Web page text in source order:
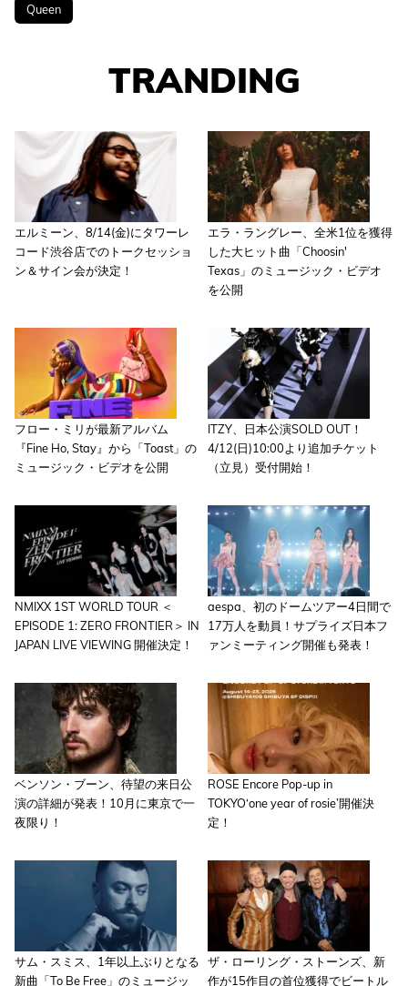
Queen
TRANDING
エルミーン、8/14(金)にタワーレ
コード渋谷店でのトークセッショ
ン＆サイン会が決定！
エラ・ラングレー、全米1位を獲得
した大ヒット曲「Choosin'
Texas」のミュージック・ビデオ
を公開
フロー・ミリが最新アルバム
『Fine Ho, Stay』から「Toast」の
ミュージック・ビデオを公開
ITZY、日本公演SOLD OUT！
4/12(日)10:00より追加チケット
（立見）受付開始！
NMIXX 1ST WORLD TOUR ＜
EPISODE 1: ZERO FRONTIER＞ IN
JAPAN LIVE VIEWING 開催決定！
aespa、初のドームツアー4日間で
17万人を動員！サプライズ日本フ
ァンミーティング開催も発表！
ベンソン・ブーン、待望の来日公
演の詳細が発表！10月に東京で一
夜限り！
ROSE Encore Pop-up in
TOKYO‘one year of rosie’開催決
定！
サム・スミス、1年以上ぶりとなる
新曲「To Be Free」のミュージッ
ザ・ローリング・ストーンズ、新
作が15作目の首位獲得でビートル